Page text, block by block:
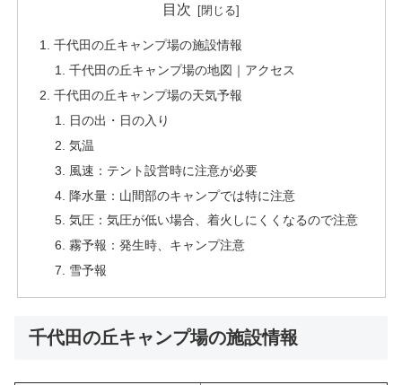
目次
千代田の丘キャンプ場の施設情報
千代田の丘キャンプ場の地図｜アクセス
千代田の丘キャンプ場の天気予報
日の出・日の入り
気温
風速：テント設営時に注意が必要
降水量：山間部のキャンプでは特に注意
気圧：気圧が低い場合、着火しにくくなるので注意
霧予報：発生時、キャンプ注意
雪予報
千代田の丘キャンプ場の施設情報